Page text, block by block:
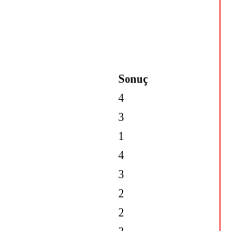
Sonuç
4
3
1
4
3
2
2